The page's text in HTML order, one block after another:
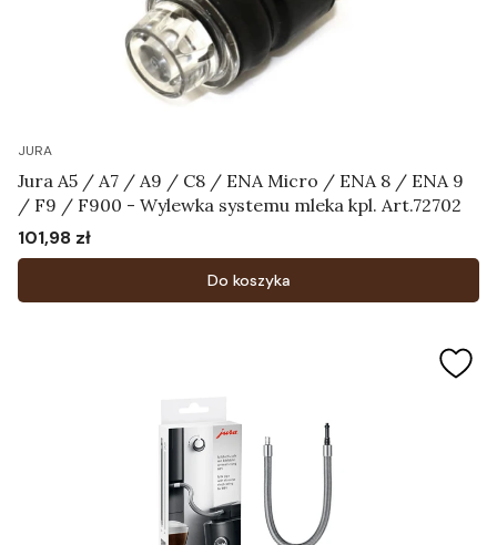
JURA
Jura A5 / A7 / A9 / C8 / ENA Micro / ENA 8 / ENA 9
/ F9 / F900 - Wylewka systemu mleka kpl. Art.72702
Cena
101,98 zł
Do koszyka